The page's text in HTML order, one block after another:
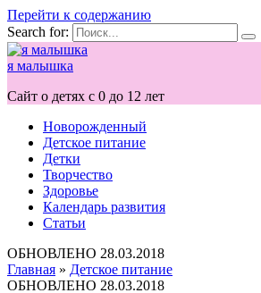
Перейти к содержанию
Search for:
я малышка
Сайт о детях с 0 до 12 лет
Новорожденный
Детское питание
Детки
Творчество
Здоровье
Календарь развития
Статьи
ОБНОВЛЕНО 28.03.2018
Главная » Детское питание
ОБНОВЛЕНО 28.03.2018